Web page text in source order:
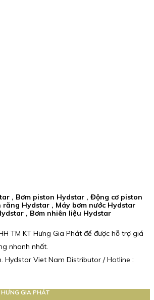
, Bơm piston Hydstar , Động cơ piston
răng Hydstar , Máy bơm nước Hydstar
, Bơm nhiên liệu Hydstar
TM KT Hưng Gia Phát để được hỗ trợ giá
nhanh nhất.
Hydstar Viet Nam Distributor / Hotline :
GIA PHÁT